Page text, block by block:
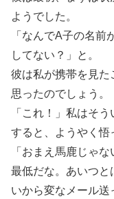
ようでした。
「なんでA子の名前
してない？」と。
彼は私が携帯を見た
思ったのでしょう。
「これ！」私はそ
すると、ようやく悟
「おまえ馬鹿じゃ
最低だな。あいつと
いから変なメール